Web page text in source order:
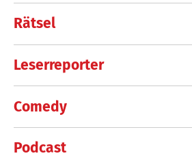
Rätsel
Leserreporter
Comedy
Podcast